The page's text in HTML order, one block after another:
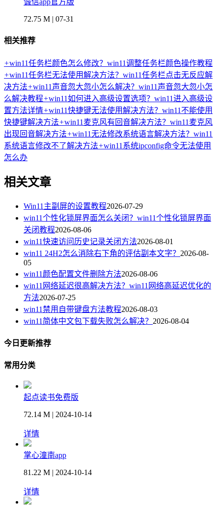
诚信app官方版
72.75 M | 07-31
相关推荐
+win11任务栏颜色怎么修改？win11调整任务栏颜色操作教程
+win11任务栏无法使用解决方法？win11任务栏点击无反应解
决方法+win11声音忽大忽小怎么解决？win11声音忽大忽小怎
么解决教程+win11如何进入高级设置选项？win11进入高级设
置方法详情+win11快捷键无法使用解决方法？win11不能使用
快捷键解决方法+win11麦克风有回音解决方法？win11麦克风
出现回音解决方法+win11无法修改系统语言解决方法？win11
系统语言修改不了解决方法+win11系统ipconfig命令无法使用
怎么办
相关文章
Win11主副屏的设置教程2026-07-29
win11个性化锁屏界面怎么关闭？win11个性化锁屏界面
关闭教程2026-08-06
win11快速访问历史记录关闭方法2026-08-01
win11 24H2怎么消除右下角的评估副本文字？ 2026-08-
05
win11颜色配置文件删除方法2026-08-06
win11网络延迟很高解决方法？win11网络高延迟优化的
方法2026-07-25
win11禁用自带键盘方法教程2026-08-03
win11简体中文包下载失败怎么解决？ 2026-08-04
今日更新推荐
常用分类
起点读书免费版
72.14 M | 2024-10-14
详情
掌心潼南app
81.22 M | 2024-10-14
详情